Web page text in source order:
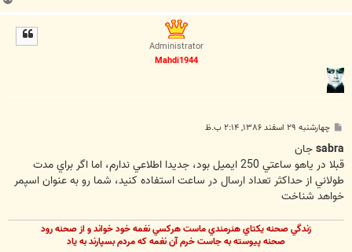
Administrator
Mahdi1944
س
ت
چهارشنبه ۲۹ اسفند ۱۳۸۶, ۲:۱۴ ب.ظ
sabraجان
قبلا در ياهو ساعتي 250 ايميل بود، جديدا اطلاعي ندارم، اما اگر براي مدت
طولاني از حداکثر تعداد ارسال در ساعت استفاده کنيد، شما رو به عنوان اسپمر
خواهد شناخت
زندگي صحنه يکتاي هنرمندي ماست هرکسي نغمه خود خواند و از صحنه رود
صحنه پيوسته به جاست خرم آن نغمه که مردم بسپارند به ياد